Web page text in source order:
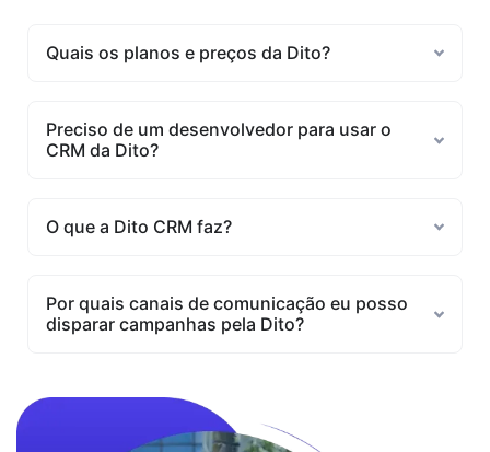
Quais os planos e preços da Dito?
Preciso de um desenvolvedor para usar o
CRM da Dito?
O que a Dito CRM faz?
Por quais canais de comunicação eu posso
disparar campanhas pela Dito?